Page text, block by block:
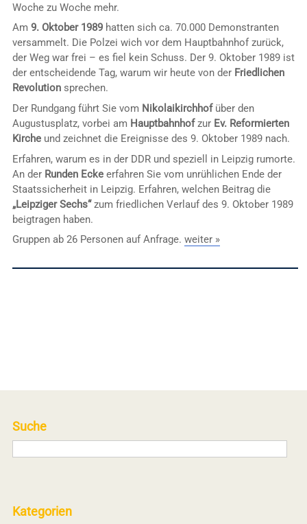
Woche zu Woche mehr.
Am 9. Oktober 1989hatten sich ca. 70.000 Demonstranten
versammelt. Die Polzei wich vor dem Hauptbahnhof zurück,
der Weg war frei – es fiel kein Schuss. Der 9. Oktober 1989 ist
der entscheidende Tag, warum wir heute von der Friedlichen
Revolutionsprechen.
Der Rundgang führt Sie vom Nikolaikirchhofüber den
Augustusplatz, vorbei am Hauptbahnhofzur Ev. Reformierten
Kircheund zeichnet die Ereignisse des 9. Oktober 1989 nach.
Erfahren, warum es in der DDR und speziell in Leipzig rumorte.
An der Runden Eckeerfahren Sie vom unrühlichen Ende der
Staatssicherheit in Leipzig. Erfahren, welchen Beitrag die
„Leipziger Sechs“zum friedlichen Verlauf des 9. Oktober 1989
beigtragen haben.
Gruppen ab 26 Personen auf Anfrage. weiter »
Suche
Kategorien